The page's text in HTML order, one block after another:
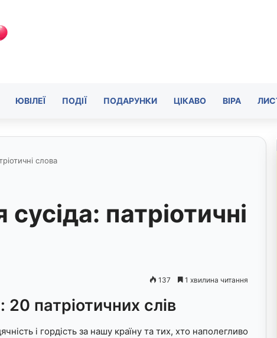
ЮВІЛЕЇ ПОДІЇ ПОДАРУНКИ ЦІКАВО ВІРА
слова
патріотичні
137 1 хвилина читання
патріотичних слів
і гордість за нашу країну та тих, хто наполегливо